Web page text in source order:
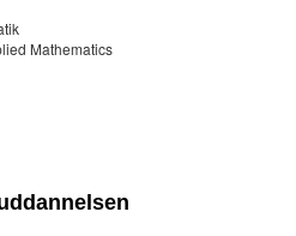
Mathematics